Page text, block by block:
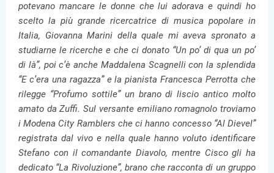
potevano mancare le donne che lui adorava e quindi ho
scelto la più grande ricercatrice di musica popolare in
Italia, Giovanna Marini della quale mi aveva spronato a
studiarne le ricerche e che ci donato “Un po’ di qua un po’
di là”, poi c’è anche Maddalena Scagnelli con la splendida
“E c’era una ragazza” e la pianista Francesca Perrotta che
rilegge “Profumo sottile” un brano di liscio antico molto
amato da Zuffi. Sul versante emiliano romagnolo troviamo
i Modena City Ramblers che ci hanno concesso “Al Dievel”
registrata dal vivo e nella quale hanno voluto identificare
Stefano con il comandante Diavolo, mentre Cisco gli ha
dedicato “La Rivoluzione”, brano che racconta di un gruppo